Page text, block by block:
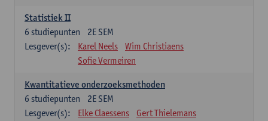
Statistiek II
2E SEM
6 studiepunten
Lesgever(s):
Karel Neels
Wim Christiaens
Sofie Vermeiren
Kwantitatieve onderzoeksmethoden
2E SEM
6 studiepunten
Lesgever(s):
Elke Claessens
Gert Thielemans